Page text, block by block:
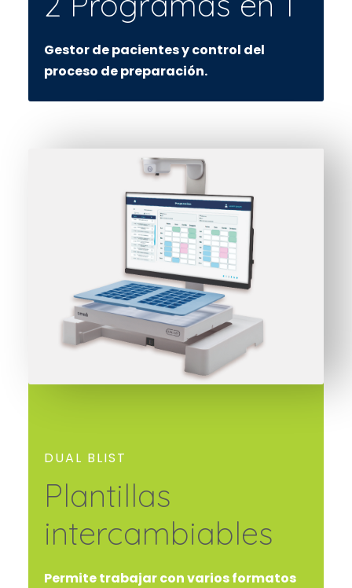
Gestor de pacientes y control del
proceso de preparación.
DUAL BLIST
Plantillas
intercambiables
Permite trabajar con varios formatos